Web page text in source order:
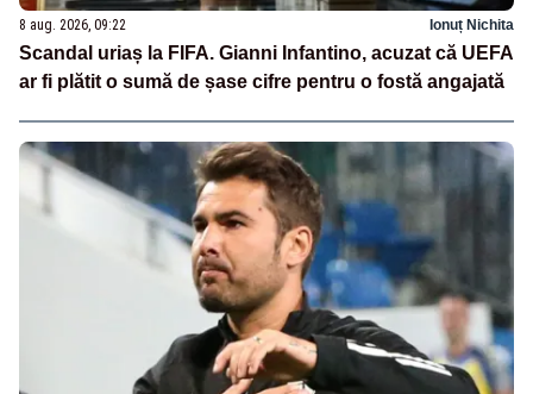
8 aug. 2026, 09:22 Ionuț Nichita
Scandal uriaș la FIFA. Gianni Infantino, acuzat că UEFA
ar fi plătit o sumă de șase cifre pentru o fostă angajată